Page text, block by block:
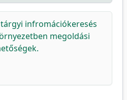
infromációkeresés
megoldási